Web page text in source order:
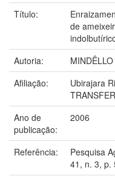
Título:
de
Autoria:
Afiliação:
Ubirajara
Ano de
publicação:
2006
Referência:
Pesquisa
41, n. 3, p.